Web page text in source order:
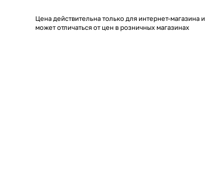
Цена действительна только для интернет-магазина и
может отличаться от цен в розничных магазинах